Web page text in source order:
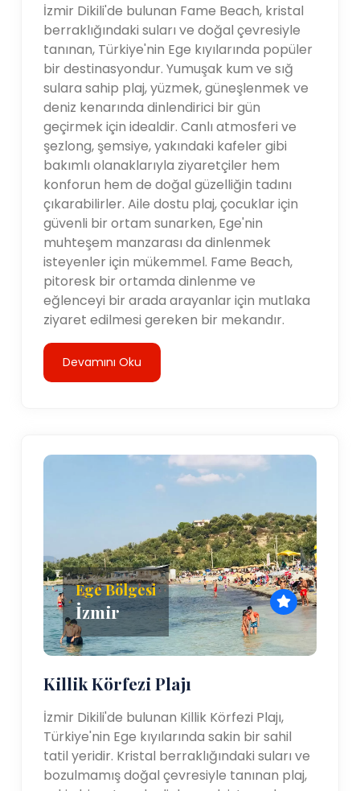
İzmir Dikili'de bulunan Fame Beach, kristal
berraklığındaki suları ve doğal çevresiyle
tanınan, Türkiye'nin Ege kıyılarında popüler
bir destinasyondur. Yumuşak kum ve sığ
sulara sahip plaj, yüzmek, güneşlenmek ve
deniz kenarında dinlendirici bir gün
geçirmek için idealdir. Canlı atmosferi ve
şezlong, şemsiye, yakındaki kafeler gibi
bakımlı olanaklarıyla ziyaretçiler hem
konforun hem de doğal güzelliğin tadını
çıkarabilirler. Aile dostu plaj, çocuklar için
güvenli bir ortam sunarken, Ege'nin
muhteşem manzarası da dinlenmek
isteyenler için mükemmel. Fame Beach,
pitoresk bir ortamda dinlenme ve
eğlenceyi bir arada arayanlar için mutlaka
ziyaret edilmesi gereken bir mekandır.
Devamını Oku
Ege Bölgesi
İzmir
Killik Körfezi Plajı
İzmir Dikili'de bulunan Killik Körfezi Plajı,
Türkiye'nin Ege kıyılarında sakin bir sahil
tatil yeridir. Kristal berraklığındaki suları ve
bozulmamış doğal çevresiyle tanınan plaj,